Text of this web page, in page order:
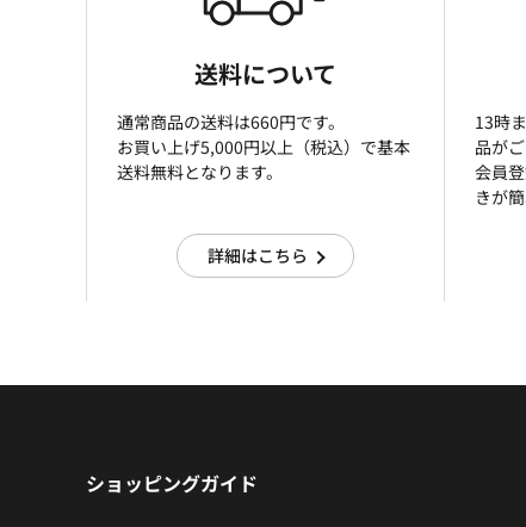
送料について
通常商品の送料は660円です。
お買い上げ5,000円以上（税込）で基本
送料無料となります。
詳細はこちら
13時
品がご
会員
きが
ショッピングガイド